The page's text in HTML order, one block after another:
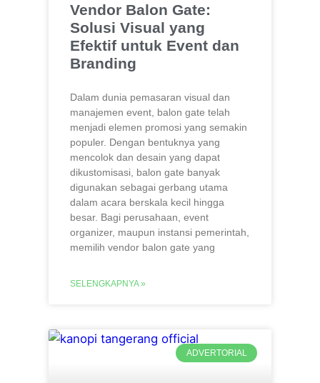
Vendor Balon Gate:
Solusi Visual yang
Efektif untuk Event dan
Branding
Dalam dunia pemasaran visual dan
manajemen event, balon gate telah
menjadi elemen promosi yang semakin
populer. Dengan bentuknya yang
mencolok dan desain yang dapat
dikustomisasi, balon gate banyak
digunakan sebagai gerbang utama
dalam acara berskala kecil hingga
besar. Bagi perusahaan, event
organizer, maupun instansi pemerintah,
memilih vendor balon gate yang
SELENGKAPNYA »
ADVERTORIAL